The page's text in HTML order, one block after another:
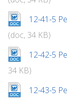
12-41-5
(doc, 34 KB)
12-42-5
34 KB)
12-43-5